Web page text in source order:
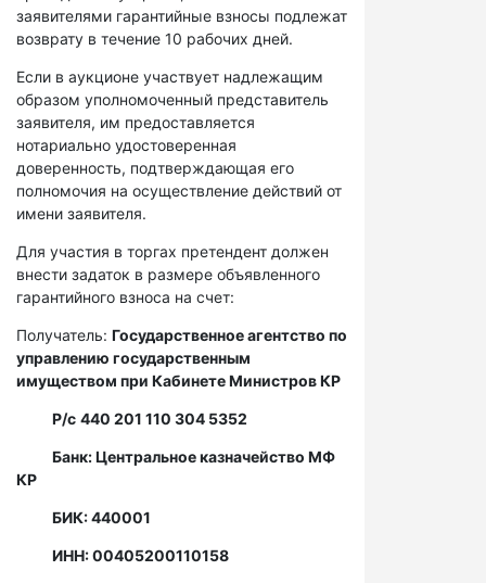
заявителями гарантийные взносы подлежат
возврату в течение 10 рабочих дней.
Если в аукционе участвует надлежащим
образом уполномоченный представитель
заявителя, им предоставляется
нотариально удостоверенная
доверенность, подтверждающая его
полномочия на осуществление действий от
имени заявителя.
Для участия в торгах претендент должен
внести задаток в размере объявленного
гарантийного взноса на счет:
Получатель: Государственное агентство по
управлению государственным
имуществом при Кабинете Министров КР
Р/с 440 201 110 304 5352
Банк: Центральное казначейство МФ
КР
БИК: 440001
ИНН: 00405200110158